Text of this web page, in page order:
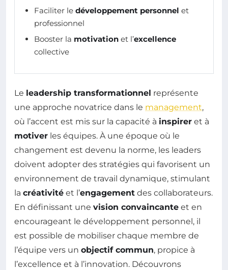
Faciliter le développement personnel et
professionnel
Booster la motivation et l’excellence
collective
Le leadership transformationnel représente
une approche novatrice dans le management,
où l’accent est mis sur la capacité à inspirer et à
motiver les équipes. À une époque où le
changement est devenu la norme, les leaders
doivent adopter des stratégies qui favorisent un
environnement de travail dynamique, stimulant
la créativité et l’engagement des collaborateurs.
En définissant une vision convaincante et en
encourageant le développement personnel, il
est possible de mobiliser chaque membre de
l’équipe vers un objectif commun, propice à
l’excellence et à l’innovation. Découvrons